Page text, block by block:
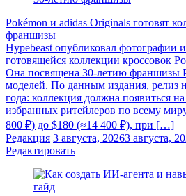
Pokémon и adidas Originals готовят
франшизы
Hypebeast опубликовал фотографии
готовящейся коллекции кроссовок
Она посвящена 30-летию франшизы
моделей. По данным издания, релиз
года: коллекция должна появиться
избранных ритейлеров по всему
800 ₽) до $180 (≈14 400 ₽), при […]
Редакция 3 августа, 20263 августа,
Редактировать